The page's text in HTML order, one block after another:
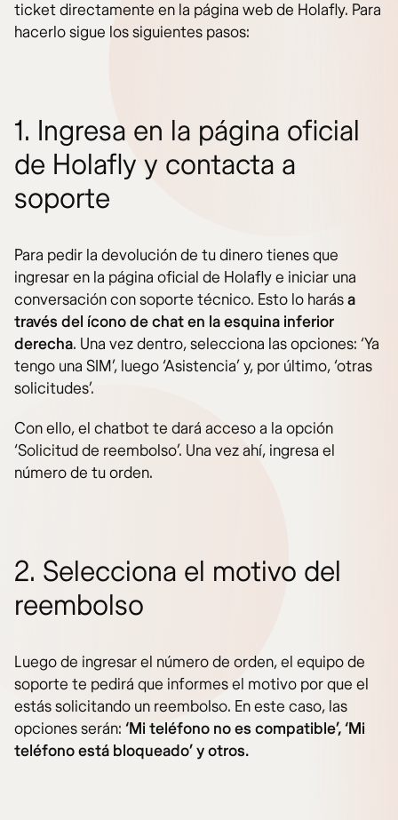
ticket directamente en la página web de Holafly. Para
hacerlo sigue los siguientes pasos:
1. Ingresa en la página oficial
de Holafly y contacta a
soporte
Para pedir la devolución de tu dinero tienes que
ingresar en la página oficial de Holafly e iniciar una
conversación con soporte técnico. Esto lo harása
través del ícono de chat en la esquina inferior
derecha. Una vez dentro, selecciona las opciones: ‘Ya
tengo una SIM’, luego ‘Asistencia’ y, por último, ‘otras
solicitudes’.
Con ello, el chatbot te dará acceso a la opción
‘Solicitud de reembolso’. Una vez ahí, ingresa el
número de tu orden.
2. Selecciona el motivo del
reembolso
Luego de ingresar el número de orden, el equipo de
soporte te pedirá que informes el motivo por que el
estás solicitando un reembolso. En este caso, las
opciones serán: ‘Mi teléfono no es compatible’, ‘Mi
teléfono está bloqueado’ y otros.